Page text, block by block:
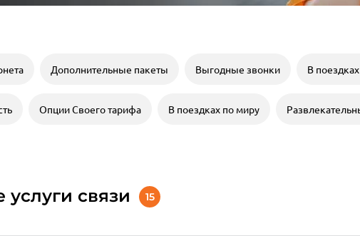
Дополнительные пакеты Выгодные звонки В
Опции Своего тарифа В поездках по миру
услуги связи 15